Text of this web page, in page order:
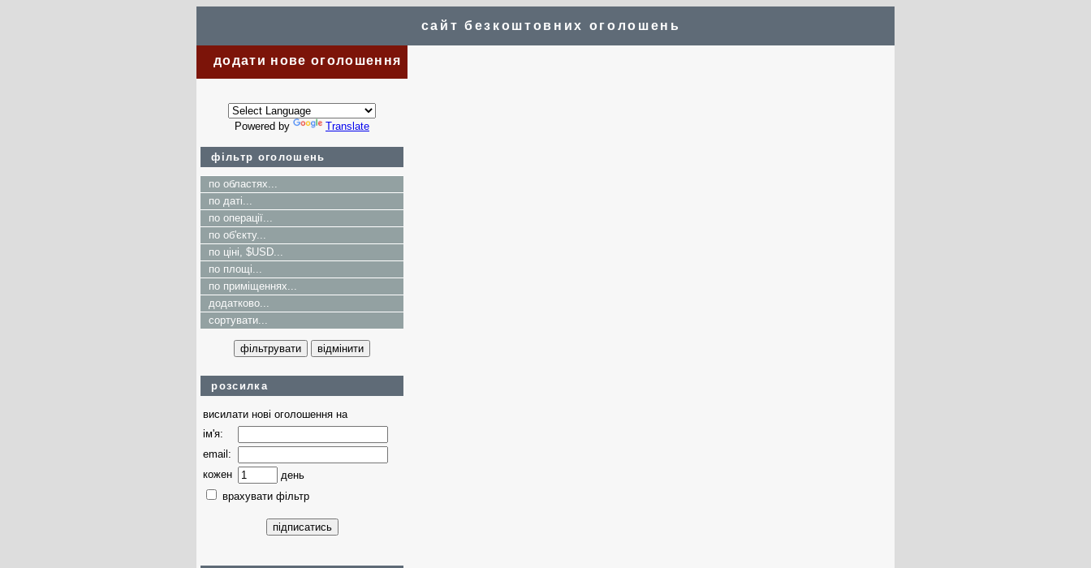
сайт безкоштовних оголошень
додати нове оголошення
Powered by Translate
фільтр оголошень
по областях...
по даті...
по операції...
по об'єкту...
по ціні, $USD...
по площі...
по приміщеннях...
додатково...
сортувати...
розсилка
висилати нові оголошення на
ім'я:
email:
кожен
день
врахувати фільтр